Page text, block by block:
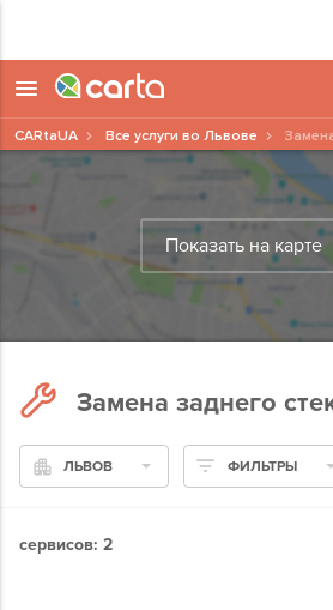
Показать на карте
CARtaUA Все услуги во Львове
Замена заднего
ЛЬВОВ ФИЛЬТРЫ
сервисов: 2